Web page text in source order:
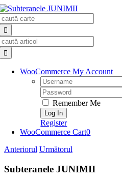
Skip
to
content
WooCommerce My Account
Username:
Password:
Remember Me
Register
WooCommerce Cart0
Anteriorul Următorul
Subteranele JUNIMII